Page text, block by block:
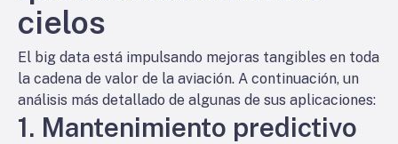
cielos
El big data está impulsando mejoras tangibles en toda
la cadena de valor de la aviación. A continuación, un
análisis más detallado de algunas de sus aplicaciones:
1. Mantenimiento predictivo